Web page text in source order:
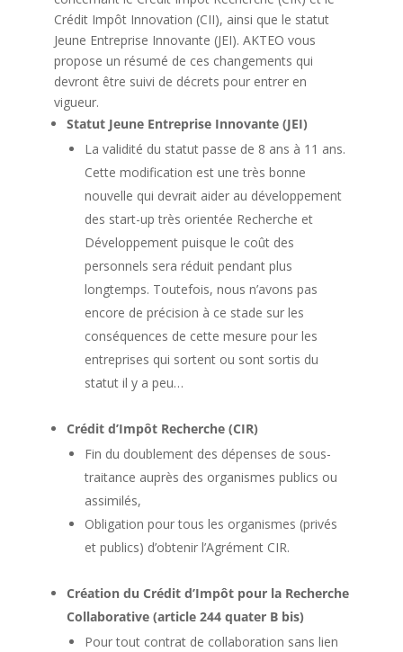
Crédit Impôt Innovation (CII), ainsi que le statut
Jeune Entreprise Innovante (JEI). AKTEO vous
propose un résumé de ces changements qui
devront être suivi de décrets pour entrer en
vigueur.
Statut Jeune Entreprise Innovante (JEI)
La validité du statut passe de 8 ans à 11 ans.
Cette modification est une très bonne
nouvelle qui devrait aider au développement
des start-up très orientée Recherche et
Développement puisque le coût des
personnels sera réduit pendant plus
longtemps. Toutefois, nous n’avons pas
encore de précision à ce stade sur les
conséquences de cette mesure pour les
entreprises qui sortent ou sont sortis du
statut il y a peu…
Crédit d’Impôt Recherche (CIR)
Fin du doublement des dépenses de sous-
traitance auprès des organismes publics ou
assimilés,
Obligation pour tous les organismes (privés
et publics) d’obtenir l’Agrément CIR.
Création du Crédit d’Impôt pour la Recherche
Collaborative (article 244 quater B bis)
Pour tout contrat de collaboration sans lien